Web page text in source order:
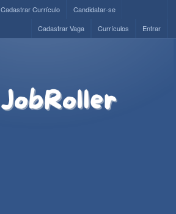
Cadastrar Currículo
Candidatar-se
Entrar
Currículos
Cadastrar Vaga